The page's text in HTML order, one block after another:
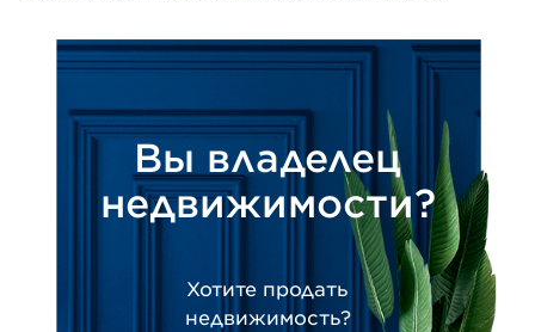
Вы владелец
недвижимости?
Хотите продать
недвижимость?